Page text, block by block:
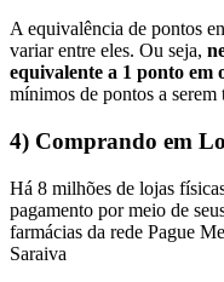
A equivalência de pontos
variar entre eles. Ou seja,
equivalente a 1 ponto em
mínimos de pontos a
4) Comprando em
Há 8 milhões de lojas
pagamento por meio de
farmácias da rede Pague
Saraiva